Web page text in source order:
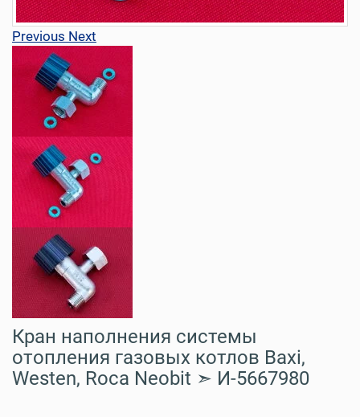
Previous Next
Кран наполнения системы
отопления газовых котлов Baxi,
Westen, Roca Neobit ➣ И-5667980